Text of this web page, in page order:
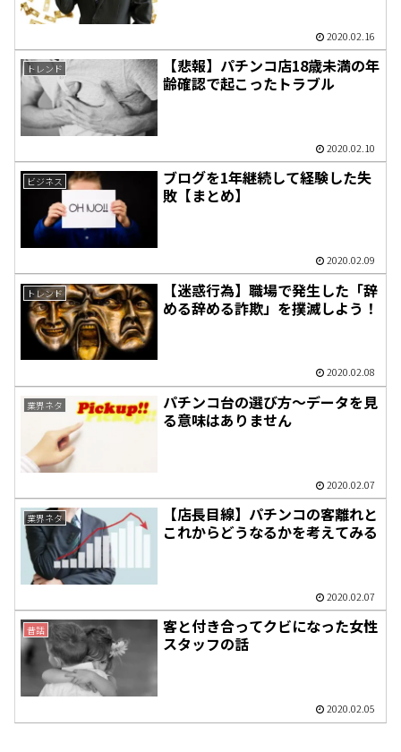
2020.02.16
トレンド
【悲報】パチンコ店18歳未満の年
齢確認で起こったトラブル
2020.02.10
ビジネス
ブログを1年継続して経験した失
敗【まとめ】
2020.02.09
トレンド
【迷惑行為】職場で発生した「辞
める辞める詐欺」を撲滅しよう！
2020.02.08
業界ネタ
パチンコ台の選び方～データを見
る意味はありません
2020.02.07
業界ネタ
【店長目線】パチンコの客離れと
これからどうなるかを考えてみる
2020.02.07
昔話
客と付き合ってクビになった女性
スタッフの話
2020.02.05